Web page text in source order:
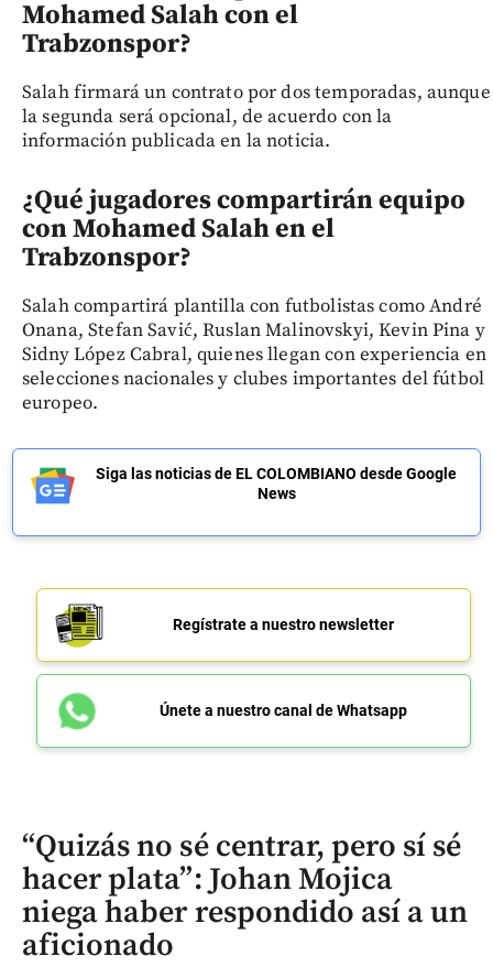
Mohamed Salah con el
Trabzonspor?
Salah firmará un contrato por dos temporadas, aunque
la segunda será opcional, de acuerdo con la
información publicada en la noticia.
¿Qué jugadores compartirán equipo
con Mohamed Salah en el
Trabzonspor?
Salah compartirá plantilla con futbolistas como André
Onana, Stefan Savić, Ruslan Malinovskyi, Kevin Pina y
Sidny López Cabral, quienes llegan con experiencia en
selecciones nacionales y clubes importantes del fútbol
europeo.
Siga las noticias de EL COLOMBIANO desde Google
News
Regístrate a nuestro newsletter
Únete a nuestro canal de Whatsapp
“Quizás no sé centrar, pero sí sé
hacer plata”: Johan Mojica
niega haber respondido así a un
aficionado